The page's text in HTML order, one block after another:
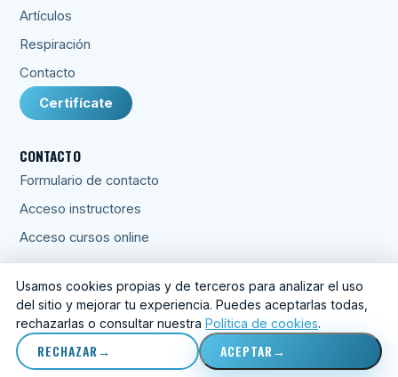
Artículos
Respiración
Contacto
Certifícate
CONTACTO
Formulario de contacto
Acceso instructores
Acceso cursos online
© 2026 Respira Crece Lidera S.L.
Aviso legal·Privacidad·Condiciones·Cookies·Preferencias
de cookies
Usamos cookies propias y de terceros para analizar el uso
del sitio y mejorar tu experiencia. Puedes aceptarlas todas,
rechazarlas o consultar nuestra Política de cookies.
RECHAZAR ACEPTAR